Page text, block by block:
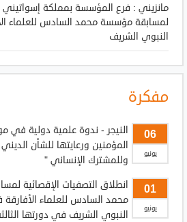
مانزيني : فرع المؤسسة بمملكة إسواتيني
لمسابقة مؤسسة محمد السادس للعلماء
النبوي الشريف
مفكرة
06
يونيو
النيجر - ندوة علمية دولية في
المؤمنين ورعايتها للشأن
وللمشترك الإنساني "
01
يونيو
انطلاق التصفيات الإقصائية
محمد السادس للعلماء
النبوي الشريف في دورتها